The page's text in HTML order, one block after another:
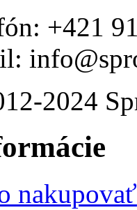
+421
2024
nakupovať